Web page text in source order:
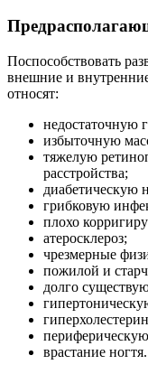
Поспособствовать
внешние и
относят:
недостаточную
избыточную
тяжелую
расстройства;
диабетическую
грибковую
плохо
атеросклероз;
чрезмерные
пожилой и
долго
врастание ногтя.